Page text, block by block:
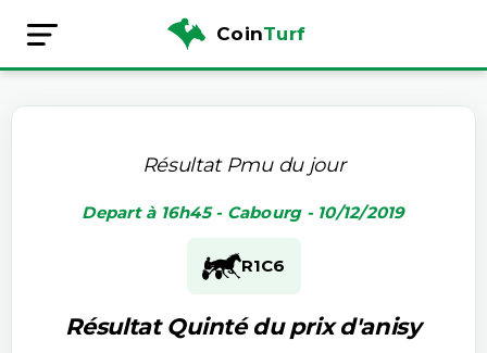
CoinTurf
Résultat Pmu du jour
Depart à 16h45 - Cabourg - 10/12/2019
R1C6
Résultat Quinté du prix d'anisy